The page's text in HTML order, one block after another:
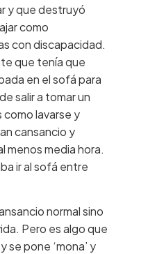
y que destruyó
como
con discapacidad.
que tenía que
en el sofá para
salir a tomar un
lavarse y
cansancio y
menos media hora.
ir al sofá entre
normal sino
Pero es algo que
se pone ‘mona’ y